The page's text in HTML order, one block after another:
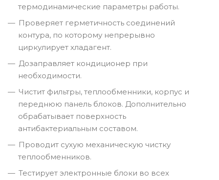
термодинамические параметры работы.
Проверяет герметичность соединений
контура, по которому непрерывно
циркулирует хладагент.
Дозаправляет кондиционер при
необходимости.
Чистит фильтры, теплообменники, корпус и
переднюю панель блоков. Дополнительно
обрабатывает поверхность
антибактериальным составом.
Проводит сухую механическую чистку
теплообменников.
Тестирует электронные блоки во всех